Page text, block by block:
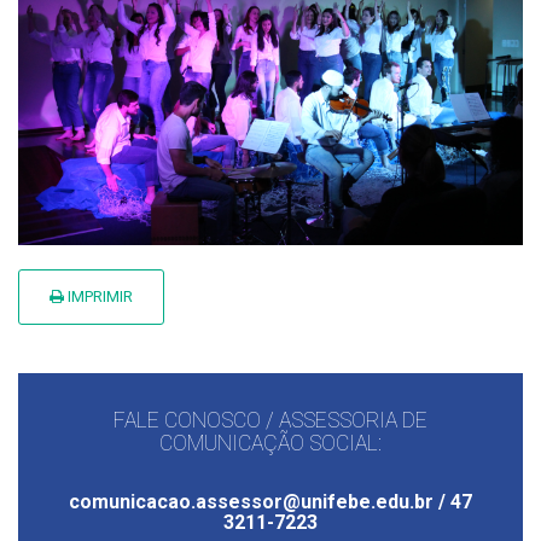
IMPRIMIR
FALE CONOSCO / ASSESSORIA DE
COMUNICAÇÃO SOCIAL:
comunicacao.assessor@unifebe.edu.br / 47
3211-7223